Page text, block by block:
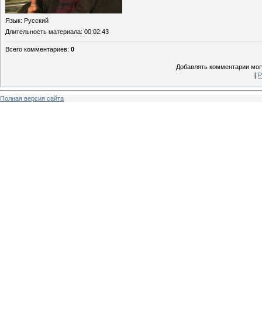
Язык: Русский
Длительность материала: 00:02:43
Всего комментариев: 0
Добавлять комментарии
[
Полная версия сайта